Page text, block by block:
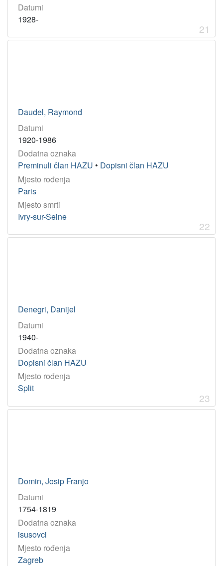
Datumi
1928-
21
Daudel, Raymond
Datumi
1920-1986
Dodatna oznaka
Preminuli član HAZU • Dopisni član HAZU
Mjesto rođenja
Paris
Mjesto smrti
Ivry-sur-Seine
22
Denegri, Danijel
Datumi
1940-
Dodatna oznaka
Dopisni član HAZU
Mjesto rođenja
Split
23
Domin, Josip Franjo
Datumi
1754-1819
Dodatna oznaka
isusovci
Mjesto rođenja
Zagreb